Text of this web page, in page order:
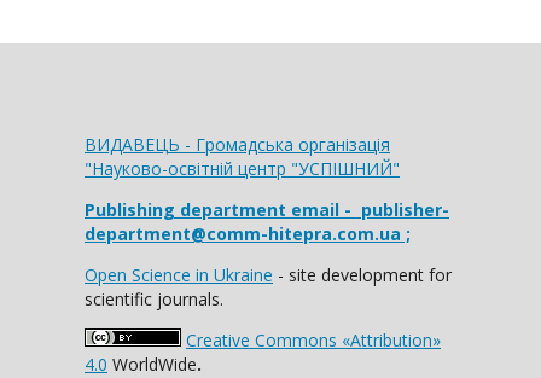
ВИДАВЕЦЬ - Громадська організація
"Науково-освітній центр "УСПІШНИЙ"
Publishing department email - publisher-
department@comm-hitepra.com.ua ;
Open Science in Ukraine - site development for
scientific journals.
Creative Commons «Attribution»
4.0 WorldWide.